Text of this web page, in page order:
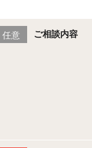
任意 ご相談内容